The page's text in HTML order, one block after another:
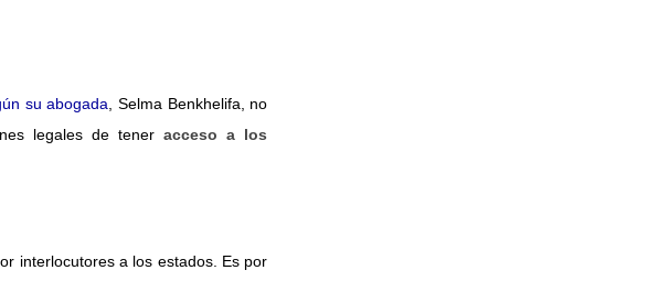
su abogada , Selma Benkhelifa, no
legales deteneracceso a los
interlocutores a los estados. Es por